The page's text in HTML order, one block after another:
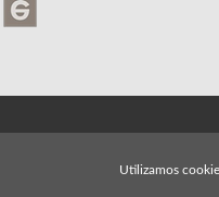
Utilizamos